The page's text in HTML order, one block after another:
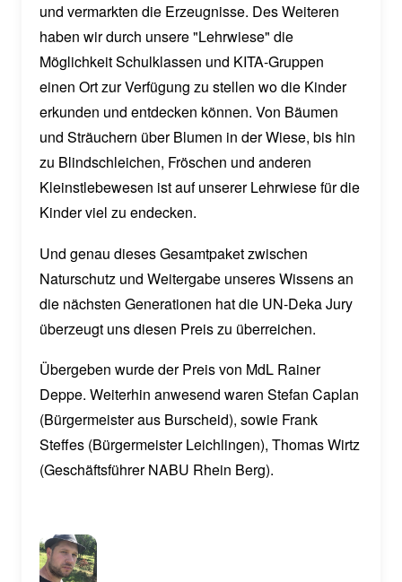
und vermarkten die Erzeugnisse. Des Weiteren
haben wir durch unsere "Lehrwiese" die
Möglichkeit Schulklassen und KITA-Gruppen
einen Ort zur Verfügung zu stellen wo die Kinder
erkunden und entdecken können. Von Bäumen
und Sträuchern über Blumen in der Wiese, bis hin
zu Blindschleichen, Fröschen und anderen
Kleinstlebewesen ist auf unserer Lehrwiese für die
Kinder viel zu endecken.
Und genau dieses Gesamtpaket zwischen
Naturschutz und Weitergabe unseres Wissens an
die nächsten Generationen hat die UN-Deka Jury
überzeugt uns diesen Preis zu überreichen.
Übergeben wurde der Preis von MdL Rainer
Deppe. Weiterhin anwesend waren Stefan Caplan
(Bürgermeister aus Burscheid), sowie Frank
Steffes (Bürgermeister Leichlingen), Thomas Wirtz
(Geschäftsführer NABU Rhein Berg).